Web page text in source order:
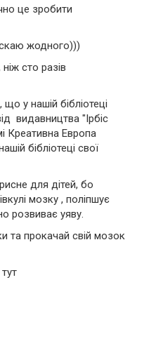
це зробити
жодного)))
сто разів
у нашій бібліотеці
видавництва "Ірбіс
Креативна Европа
бібліотеці свої
для дітей, бо
мозку , поліпшує
розвиває уяву.
та прокачай свій мозок